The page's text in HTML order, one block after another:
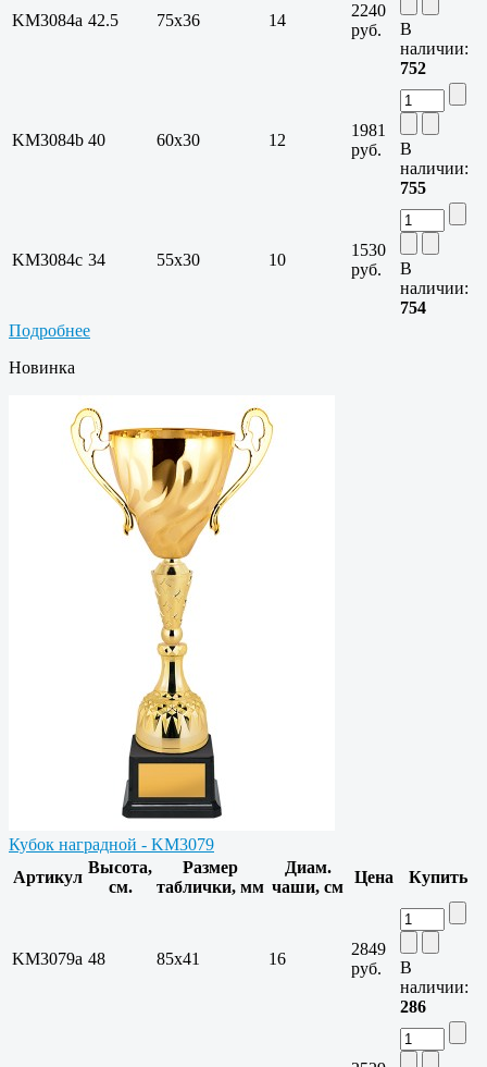
KM3084a 42.5 75х36 14
2240
руб.
В
наличии:
752
KM3084b 40 60х30 12
1981
руб.
В
наличии:
755
KM3084c 34 55х30 10
1530
руб.
В
наличии:
754
Подробнее
Новинка
Кубок наградной - KM3079
Артикул
Высота,
см.
Размер
таблички, мм
Диам.
чаши, см
Цена Купить
KM3079a 48 85х41 16
2849
руб.
В
наличии:
286